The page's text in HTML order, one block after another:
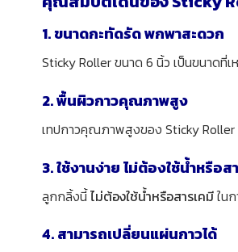
1. ขนาดกะทัดรัด พกพาสะดวก
Sticky Roller ขนาด 6 นิ้ว เป็นขนาดที่เ
2. พื้นผิวกาวคุณภาพสูง
เทปกาวคุณภาพสูงของ Sticky Roller
3. ใช้งานง่าย ไม่ต้องใช้น้ำหรือส
ลูกกลิ้งนี้ไม่ต้องใช้น้ำหรือสารเคมีใน
4. สามารถเปลี่ยนแผ่นกาวได้